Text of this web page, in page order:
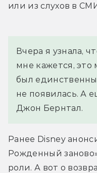
или из слухов в
Вчера я узнала,
мне кажется, это
был
не появилась. А
Джон Бернтал.
Ранее Disney
Рожденный
роли. А вот о